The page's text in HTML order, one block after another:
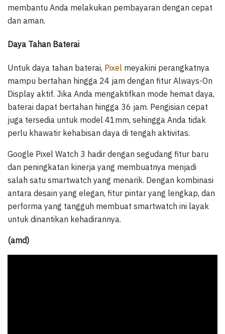
membantu Anda melakukan pembayaran dengan cepat
dan aman.
Daya Tahan Baterai
Untuk daya tahan baterai, Pixel meyakini perangkatnya
mampu bertahan hingga 24 jam dengan fitur Always-On
Display aktif. Jika Anda mengaktifkan mode hemat daya,
baterai dapat bertahan hingga 36 jam. Pengisian cepat
juga tersedia untuk model 41mm, sehingga Anda tidak
perlu khawatir kehabisan daya di tengah aktivitas.
Google Pixel Watch 3 hadir dengan segudang fitur baru
dan peningkatan kinerja yang membuatnya menjadi
salah satu smartwatch yang menarik. Dengan kombinasi
antara desain yang elegan, fitur pintar yang lengkap, dan
performa yang tangguh membuat smartwatch ini layak
untuk dinantikan kehadirannya.
(amd)